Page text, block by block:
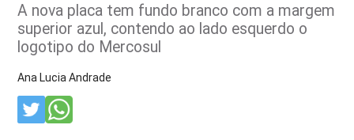
A nova placa tem fundo branco com a margem
superior azul, contendo ao lado esquerdo o
logotipo do Mercosul
Ana Lucia Andrade